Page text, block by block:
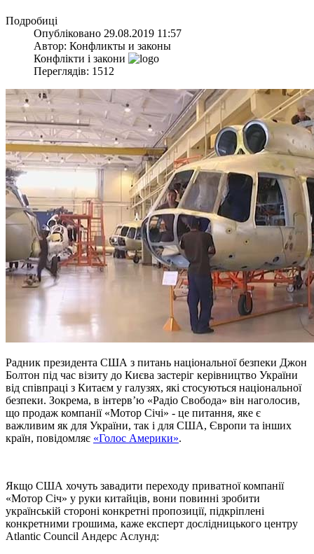
Подробиці
Опубліковано 29.08.2019 11:57
Автор: Конфликты и законы
Конфлікти і закони
Переглядів: 1512
Радник президента США з питань національної безпеки Джон
Болтон під час візиту до Києва застеріг керівництво України
від співпраці з Китаєм у галузях, які стосуються національної
безпеки. Зокрема, в інтерв’ю «Радіо Свобода» він наголосив,
що продаж компанії «Мотор Січі» - це питання, яке є
важливим як для України, так і для США, Європи та інших
країн, повідомляє «Голос Америки».
Якщо США хочуть завадити переходу приватної компанії
«Мотор Січ» у руки китайців, вони повинні зробити
українській стороні конкретні пропозиції, підкріплені
конкретними грошима, каже експерт дослідницького центру
Atlantic Council Андерс Аслунд: